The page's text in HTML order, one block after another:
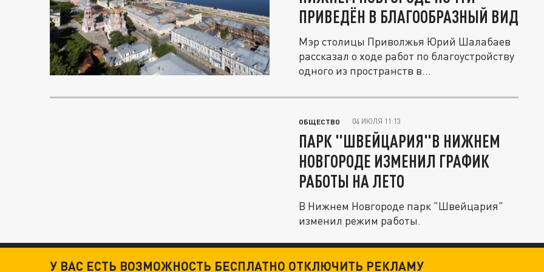
ПРИВЕДЁН В БЛАГООБРАЗНЫЙ ВИД
Мэр столицы Приволжья Юрий Шалабаев
рассказал о ходе работ по благоустройству
одного из пространств в...
ОБЩЕСТВО 04 ИЮЛЯ 11:13
ПАРК "ШВЕЙЦАРИЯ"В НИЖНЕМ
НОВГОРОДЕ ИЗМЕНИЛ ГРАФИК
РАБОТЫ НА ЛЕТО
В Нижнем Новгороде парк "Швейцария"
изменил режим работы.
У ВАС ЕСТЬ ВОЗМОЖНОСТЬ БЕСПЛАТНО ОТКЛЮЧИТЬ РЕКЛАМУ